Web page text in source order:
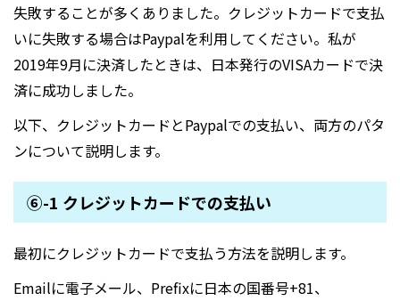
失敗することが多くありました。クレジットカードで支払
いに失敗する場合はPaypalを利用してください。私が
2019年9月に決済したときは、日本発行のVISAカードで決
済に成功しました。
以下、クレジットカードとPaypalでの支払い、両方のパタ
ンについて説明します。
⑥-1 クレジットカードでの支払い
最初にクレジットカードで支払う方法を説明します。
Emailに電子メール、Prefixに日本の国番号+81、